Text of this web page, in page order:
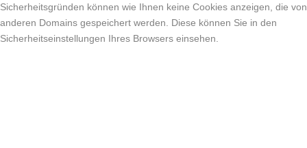
Sicherheitsgründen können wie Ihnen keine Cookies anzeigen, die von
anderen Domains gespeichert werden. Diese können Sie in den
Sicherheitseinstellungen Ihres Browsers einsehen.